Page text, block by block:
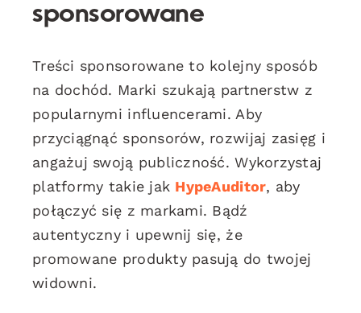
sponsorowane
Treści sponsorowane to kolejny sposób
na dochód. Marki szukają partnerstw z
popularnymi influencerami. Aby
przyciągnąć sponsorów, rozwijaj zasięg i
angażuj swoją publiczność. Wykorzystaj
platformy takie jak HypeAuditor, aby
połączyć się z markami. Bądź
autentyczny i upewnij się, że
promowane produkty pasują do twojej
widowni.